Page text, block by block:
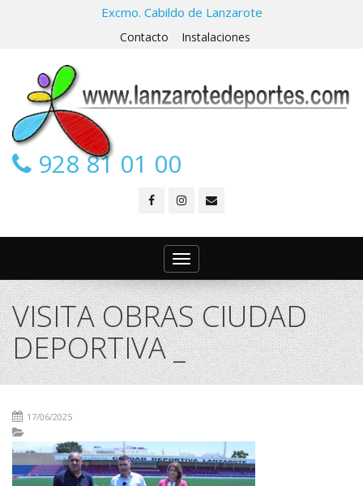
Excmo. Cabildo de Lanzarote
Contacto Instalaciones
928 81 01 00
Toggle
navigation
VISITA OBRAS CIUDAD
DEPORTIVA _
17/06/2025